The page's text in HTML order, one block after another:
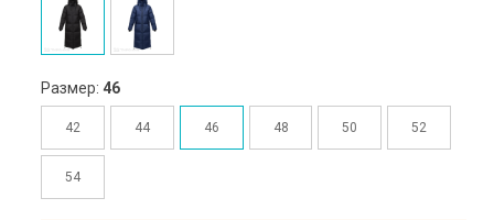
Размер:46
42 44 46 48 50 52
54